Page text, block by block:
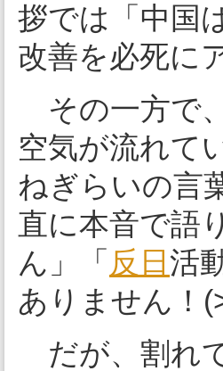
拶では「中国
改善を必死に
その一方で
空気が流れて
ねぎらいの言
直に本音で語
ん」「 反日 活
ありません！
だが、割れ